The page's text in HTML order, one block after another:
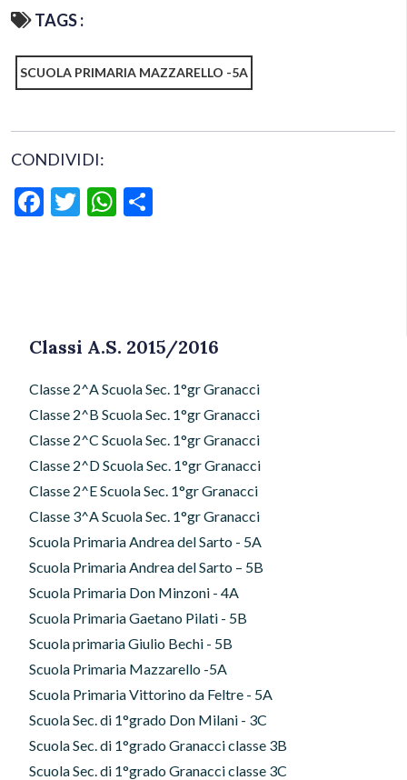
TAGS :
SCUOLA PRIMARIA MAZZARELLO -5A
CONDIVIDI:
Facebook
TwitterWhatsApp
Classi A.S. 2015/2016
Classe 2^A Scuola Sec. 1°gr Granacci
Classe 2^B Scuola Sec. 1°gr Granacci
Classe 2^C Scuola Sec. 1°gr Granacci
Classe 2^D Scuola Sec. 1°gr Granacci
Classe 2^E Scuola Sec. 1°gr Granacci
Classe 3^A Scuola Sec. 1°gr Granacci
Scuola Primaria Andrea del Sarto - 5A
Scuola Primaria Andrea del Sarto – 5B
Scuola Primaria Don Minzoni - 4A
Scuola Primaria Gaetano Pilati - 5B
Scuola primaria Giulio Bechi - 5B
Scuola Primaria Mazzarello -5A
Scuola Primaria Vittorino da Feltre - 5A
Scuola Sec. di 1°grado Don Milani - 3C
Scuola Sec. di 1°grado Granacci classe 3B
Scuola Sec. di 1°grado Granacci classe 3C